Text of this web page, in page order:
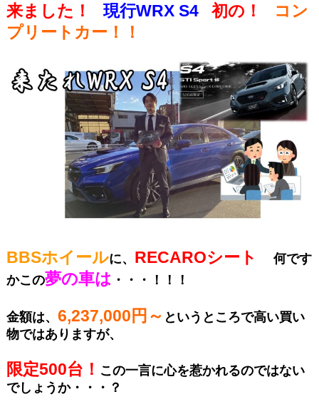
来ました！ 現行WRX S4 初の！
コン
プリートカー！！
BBSホイールに、 RECAROシート
何です
かこの夢の車は ・・・！！！
金額は、 6,237,000円～ というところで高い買い
物ではありますが、
限定500台！ この一言に心を惹かれるのではない
でしょうか・・・？